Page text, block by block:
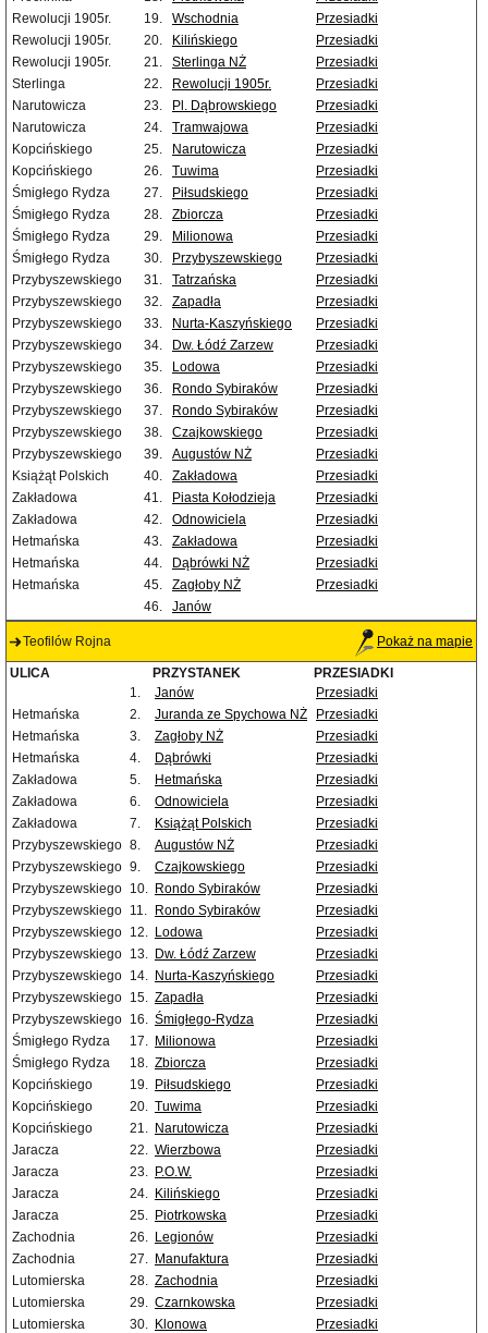
Rewolucji 1905r.
19. Wschodnia
Przesiadki
Rewolucji 1905r.
20. Kilińskiego
Przesiadki
Rewolucji 1905r.
21. Sterlinga NŻ
Przesiadki
Sterlinga
22. Rewolucji 1905r.
Przesiadki
Narutowicza
23. Pl. Dąbrowskiego
Przesiadki
Narutowicza
24. Tramwajowa
Przesiadki
Kopcińskiego
25. Narutowicza
Przesiadki
Kopcińskiego
26. Tuwima
Przesiadki
Śmigłego Rydza
27. Piłsudskiego
Przesiadki
Śmigłego Rydza
28. Zbiorcza
Przesiadki
Śmigłego Rydza
29. Milionowa
Przesiadki
Śmigłego Rydza
30. Przybyszewskiego
Przesiadki
Przybyszewskiego
31. Tatrzańska
Przesiadki
Przybyszewskiego
32. Zapadła
Przesiadki
Przybyszewskiego
33. Nurta-Kaszyńskiego
Przesiadki
Przybyszewskiego
34. Dw. Łódź Zarzew
Przesiadki
Przybyszewskiego
35. Lodowa
Przesiadki
Przybyszewskiego
36. Rondo Sybiraków
Przesiadki
Przybyszewskiego
37. Rondo Sybiraków
Przesiadki
Przybyszewskiego
38. Czajkowskiego
Przesiadki
Przybyszewskiego
39. Augustów NŻ
Przesiadki
Książąt Polskich
40. Zakładowa
Przesiadki
Zakładowa
41. Piasta Kołodzieja
Przesiadki
Zakładowa
42. Odnowiciela
Przesiadki
Hetmańska
43. Zakładowa
Przesiadki
Hetmańska
44. Dąbrówki NŻ
Przesiadki
Hetmańska
45. Zagłoby NŻ
Przesiadki
46.
Janów
Teofilów Rojna Pokaż na mapie
ULICA PRZYSTANEK
PRZESIADKI
1.
Janów
Przesiadki
Hetmańska
2. Juranda ze Spychowa NŻ
Przesiadki
Hetmańska
3. Zagłoby NŻ
Przesiadki
Hetmańska
4. Dąbrówki
Przesiadki
Zakładowa
5. Hetmańska
Przesiadki
Zakładowa
6. Odnowiciela
Przesiadki
Zakładowa
7. Książąt Polskich
Przesiadki
Przybyszewskiego 8. Augustów NŻ
Przesiadki
Przybyszewskiego 9. Czajkowskiego
Przesiadki
Przybyszewskiego 10. Rondo Sybiraków
Przesiadki
Przybyszewskiego 11. Rondo Sybiraków
Przesiadki
Przybyszewskiego 12. Lodowa
Przesiadki
Przybyszewskiego 13. Dw. Łódź Zarzew
Przesiadki
Przybyszewskiego 14. Nurta-Kaszyńskiego
Przesiadki
Przybyszewskiego 15. Zapadła
Przesiadki
Przybyszewskiego 16. Śmigłego-Rydza
Przesiadki
Śmigłego Rydza
17. Milionowa
Przesiadki
Śmigłego Rydza
18. Zbiorcza
Przesiadki
Kopcińskiego
19. Piłsudskiego
Przesiadki
Kopcińskiego
20. Tuwima
Przesiadki
Kopcińskiego
21. Narutowicza
Przesiadki
Jaracza
22. Wierzbowa
Przesiadki
Jaracza
23. P.O.W.
Przesiadki
Jaracza
24. Kilińskiego
Przesiadki
Jaracza
25. Piotrkowska
Przesiadki
Zachodnia
26. Legionów
Przesiadki
Zachodnia
27. Manufaktura
Przesiadki
Lutomierska
28. Zachodnia
Przesiadki
Lutomierska
29. Czarnkowska
Przesiadki
Lutomierska
30. Klonowa Przesiadki